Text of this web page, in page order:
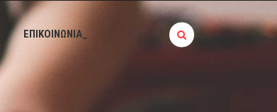
ΕΠΙΚΟΙΝΩΝΙΑ_